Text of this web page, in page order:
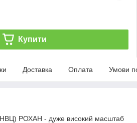
Купити
Доставка Оплата Умови
РОХАН - дуже високий масштаб